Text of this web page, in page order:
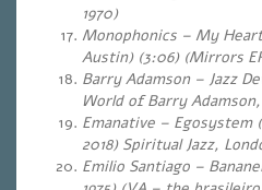
1970)
Monophonics – My
Austin) (3:06) (Mirrors
Barry Adamson – Jazz
World of Barry Adamson,
Emanative – Egosystem
2018) Spiritual Jazz,
Emilio Santiago –